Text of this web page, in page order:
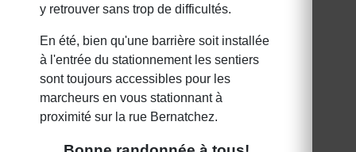
y retrouver sans trop de difficultés.
En été, bien qu'une barrière soit installée
à l'entrée du stationnement les sentiers
sont toujours accessibles pour les
marcheurs en vous stationnant à
proximité sur la rue Bernatchez.